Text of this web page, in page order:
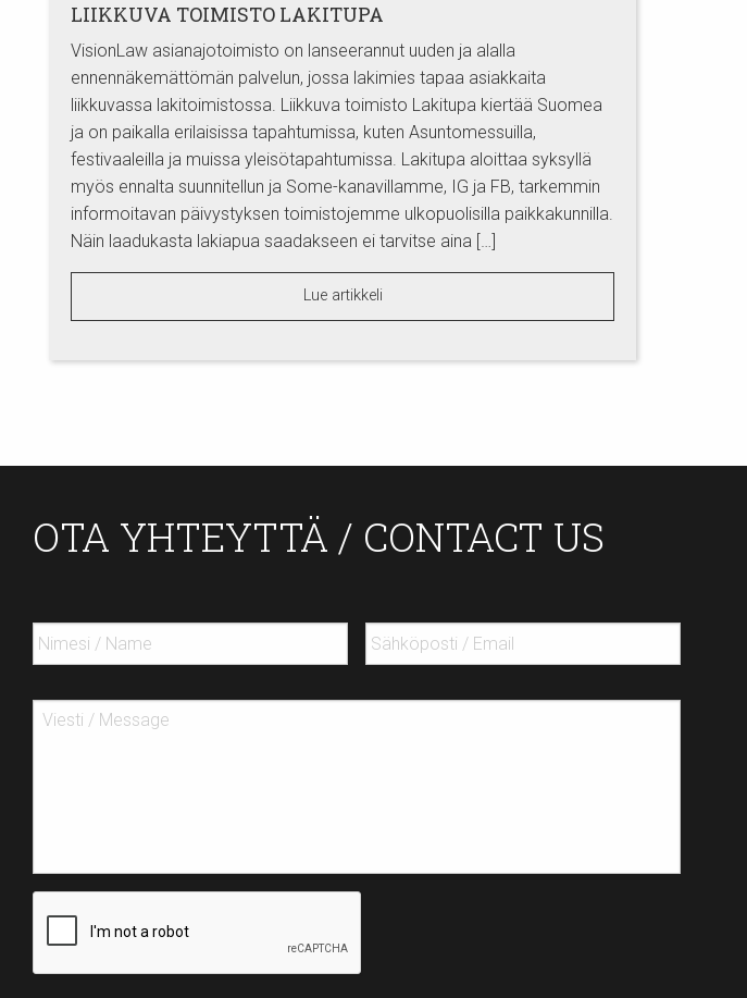
LIIKKUVA TOIMISTO LAKITUPA
VisionLaw asianajotoimisto on lanseerannut uuden ja alalla
ennennäkemättömän palvelun, jossa lakimies tapaa asiakkaita
liikkuvassa lakitoimistossa. Liikkuva toimisto Lakitupa kiertää Suomea
ja on paikalla erilaisissa tapahtumissa, kuten Asuntomessuilla,
festivaaleilla ja muissa yleisötapahtumissa. Lakitupa aloittaa syksyllä
myös ennalta suunnitellun ja Some-kanavillamme, IG ja FB, tarkemmin
informoitavan päivystyksen toimistojemme ulkopuolisilla paikkakunnilla.
Näin laadukasta lakiapua saadakseen ei tarvitse aina […]
Lue artikkeli
OTA YHTEYTTÄ / CONTACT US